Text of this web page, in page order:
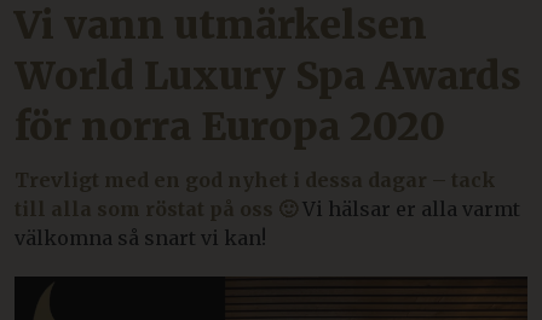
Vi vann utmärkelsen
World Luxury Spa Awards
för norra Europa 2020
Trevligt med en god nyhet i dessa dagar – tack
till alla som röstat på oss 🙂 Vi hälsar er alla varmt
välkomna så snart vi kan!